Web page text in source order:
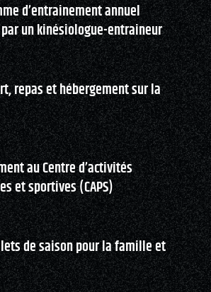
d’entrainement annuel
un kinésiologue-entraineur
repas et hébergement sur la
au Centre d’activités
et sportives (CAPS)
de saison pour la famille et